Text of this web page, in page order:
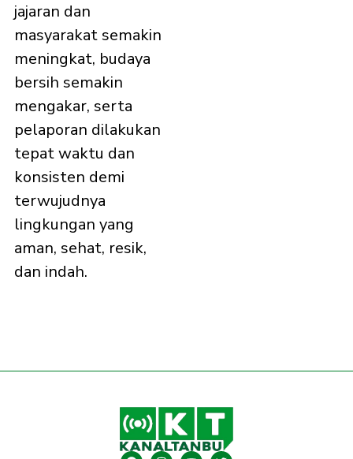
jajaran dan
masyarakat semakin
meningkat, budaya
bersih semakin
mengakar, serta
pelaporan dilakukan
tepat waktu dan
konsisten demi
terwujudnya
lingkungan yang
aman, sehat, resik,
dan indah.